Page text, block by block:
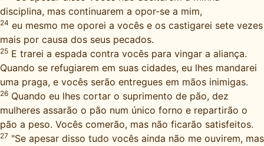
disciplina, mas continuarem a opor-se a mim,
24 eu mesmo me oporei a vocês e os castigarei sete vezes
mais por causa dos seus pecados.
25 E trarei a espada contra vocês para vingar a aliança.
Quando se refugiarem em suas cidades, eu lhes mandarei
uma praga, e vocês serão entregues em mãos inimigas.
26 Quando eu lhes cortar o suprimento de pão, dez
mulheres assarão o pão num único forno e repartirão o
pão a peso. Vocês comerão, mas não ficarão satisfeitos.
27 "Se apesar disso tudo vocês ainda não me ouvirem, mas